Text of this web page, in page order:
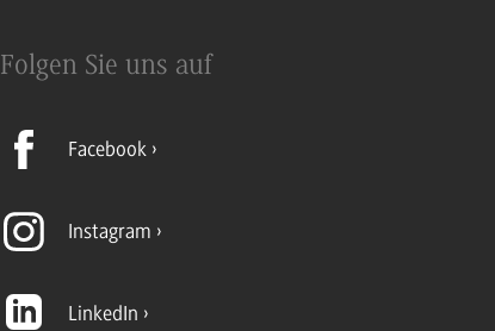
Folgen Sie uns auf
Facebook
Instagram
LinkedIn